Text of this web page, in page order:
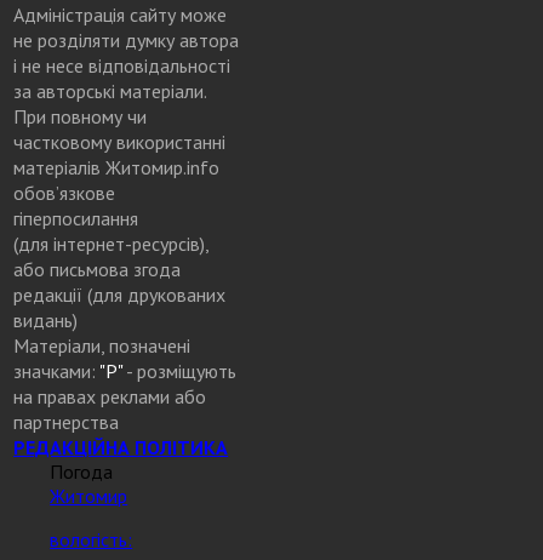
Адміністрація сайту може
не розділяти думку автора
і не несе відповідальності
за авторські матеріали.
При повному чи
частковому використанні
матеріалів Житомир.info
обов’язкове
гіперпосилання
(для інтернет-ресурсів),
або письмова згода
редакції (для друкованих
видань)
Матеріали, позначені
значками: "Р"- розміщують
на правах реклами або
партнерства
РЕДАКЦІЙНА ПОЛІТИКА
Погода
Житомир
вологість: